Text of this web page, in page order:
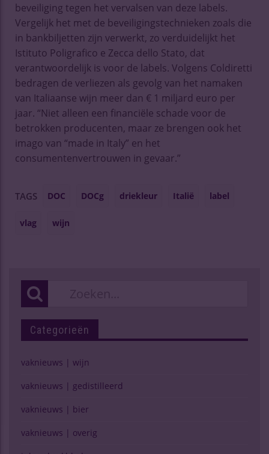
beveiliging tegen het vervalsen van deze labels.
Vergelijk het met de beveiligingstechnieken zoals die
in bankbiljetten zijn verwerkt, zo verduidelijkt het
Istituto Poligrafico e Zecca dello Stato, dat
verantwoordelijk is voor de labels. Volgens Coldiretti
bedragen de verliezen als gevolg van het namaken
van Italiaanse wijn meer dan € 1 miljard euro per
jaar. “Niet alleen een financiële schade voor de
betrokken producenten, maar ze brengen ook het
imago van “made in Italy” en het
consumentenvertrouwen in gevaar.”
TAGS DOC DOCg driekleur Italië label
vlag wijn
Categorieën
vaknieuws | wijn
vaknieuws | gedistilleerd
vaknieuws | bier
vaknieuws | overig